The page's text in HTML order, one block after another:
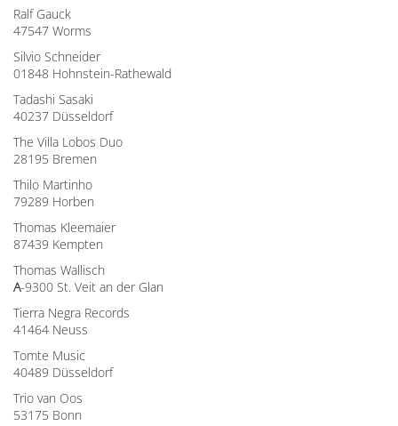
Ralf Gauck
47547 Worms
Silvio Schneider
01848 Hohnstein-Rathewald
Tadashi Sasaki
40237 Düsseldorf
The Villa Lobos Duo
28195 Bremen
Thilo Martinho
79289 Horben
Thomas Kleemaier
87439 Kempten
Thomas Wallisch
A-9300 St. Veit an der Glan
Tierra Negra Records
41464 Neuss
Tomte Music
40489 Düsseldorf
Trio van Oos
53175 Bonn